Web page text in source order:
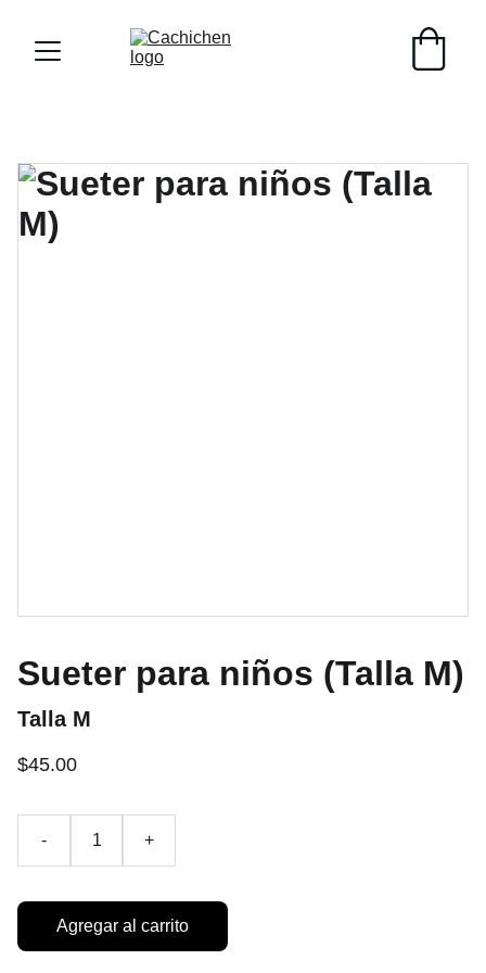
Sueter para niños (Talla M)
Talla M
$45.00
- +
Agregar al carrito